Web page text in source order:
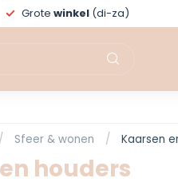
Grote winkel(di-za)
/ Sfeer & wonen / Kaarsen
houders